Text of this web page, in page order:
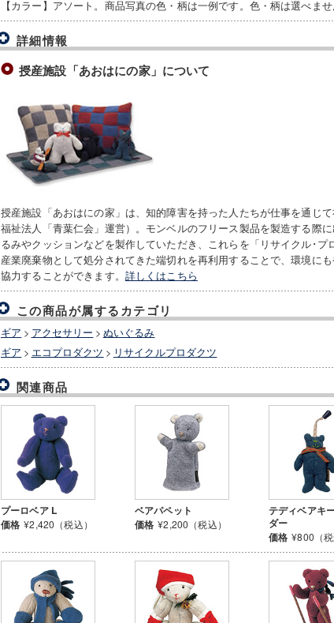
【カラー】アソート。商品写真の色・柄は一例です。色・柄は選べま
詳細情報
授産施設「あおはにの家」について
授産施設「あおはにの家」は、知的障害を持った人たちが仕事を通じ
福祉法人「青葉仁会」運営）。モンベルのフリース製品を製造する際
るみやクッションなどを製作していただき、これらを「リサイクル･プ
産業廃棄物として処分されてきた端切れを再利用することで、環境に
協力することができます。 詳しくはこちら
この商品が属するカテゴリ
ギア > アクセサリー > ぬいぐるみ
ギア > エコプロダクツ > リサイクルプロダクツ
関連商品
プーロベア L
価格 ¥2,420（税込）
ベアパペット
価格 ¥2,200（税込）
テディベアキ
ダー
価格 ¥800（税